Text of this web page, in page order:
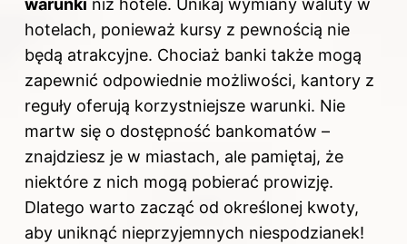
warunki niż hotele. Unikaj wymiany waluty w
hotelach, ponieważ kursy z pewnością nie
będą atrakcyjne. Chociaż banki także mogą
zapewnić odpowiednie możliwości, kantory z
reguły oferują korzystniejsze warunki. Nie
martw się o dostępność bankomatów –
znajdziesz je w miastach, ale pamiętaj, że
niektóre z nich mogą pobierać prowizję.
Dlatego warto zacząć od określonej kwoty,
aby uniknąć nieprzyjemnych niespodzianek!